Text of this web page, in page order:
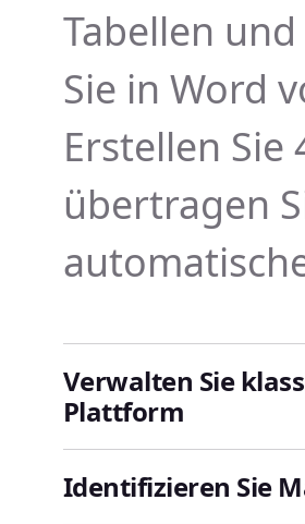
Tabellen
Sie in Word
Erstellen Sie
übertragen
Verwalten Sie
Plattform
Identifizieren Sie